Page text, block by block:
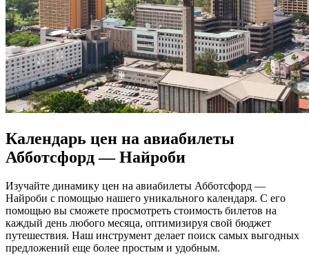
Календарь цен на авиабилеты
Абботсфорд — Найроби
Изучайте динамику цен на авиабилеты Абботсфорд —
Найроби с помощью нашего уникального календаря. С его
помощью вы сможете просмотреть стоимость билетов на
каждый день любого месяца, оптимизируя свой бюджет
путешествия. Наш инструмент делает поиск самых выгодных
предложений еще более простым и удобным.